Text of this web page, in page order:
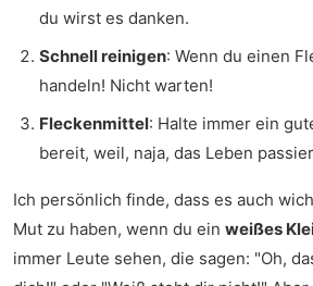
du wirst es danken.
Schnell reinigen: Wenn du einen
handeln! Nicht warten!
Fleckenmittel: Halte immer ein
bereit, weil, naja, das Leben
Ich persönlich finde, dass es auch
Mut zu haben, wenn du ein weißes
immer Leute sehen, die sagen: "Oh,